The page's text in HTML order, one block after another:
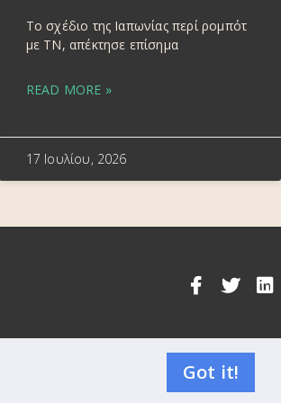
Got it!
Το σχέδιο της Ιαπωνίας περί ρομπότ
με ΤΝ, απέκτησε επίσημα
READ MORE »
17 Ιουλίου, 2026